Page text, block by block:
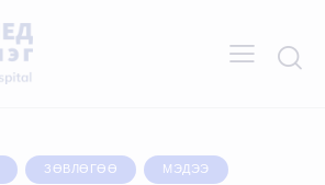
ЗӨВЛӨГӨӨ МЭДЭЭ